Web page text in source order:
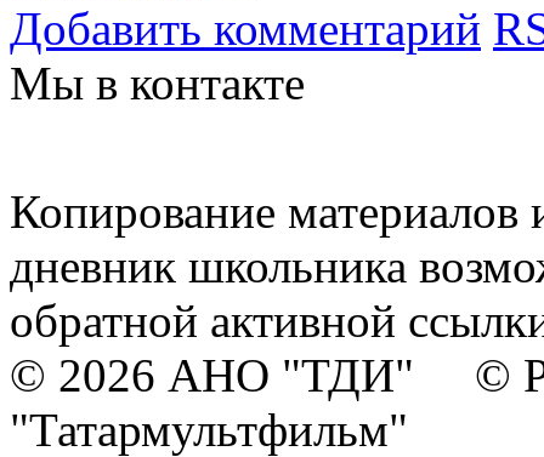
Добавить комментарий
Мы в контакте
Копирование материалов
дневник школьника
обратной активной
© 2026 АНО "ТДИ" ©
"Татармультфильм"